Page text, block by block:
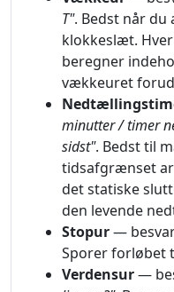
T". Bedst når du
klokkeslæt.
beregner
vækkeuret
minutter / timer
sidst". Bedst til
tidsafgrænset
det statiske
den levende
Stopur—
Sporer forløbet
Verdensur—